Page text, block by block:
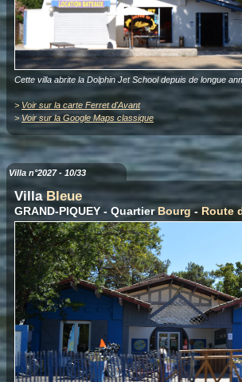
Cette villa abrite la Dolphin Jet School depuis de longue
> Voir sur la carte Ferret d'Avant
> Voir sur la Google Maps classique
Villa n°2027 - 10/33
VillaBleue
GRAND-PIQUEY - QuartierBourg-Route